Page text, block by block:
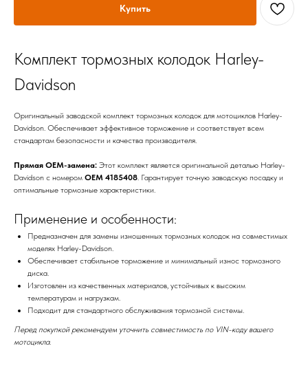
Купить
Комплект тормозных колодок Harley-
Davidson
Оригинальный заводской комплект тормозных колодок для мотоциклов Harley-
Davidson. Обеспечивает эффективное торможение и соответствует всем
стандартам безопасности и качества производителя.
Прямая OEM-замена: Этот комплект является оригинальной деталью Harley-
Davidson с номером OEM 4185408. Гарантирует точную заводскую посадку и
оптимальные тормозные характеристики.
Применение и особенности:
Предназначен для замены изношенных тормозных колодок на совместимых
моделях Harley-Davidson.
Обеспечивает стабильное торможение и минимальный износ тормозного
диска.
Изготовлен из качественных материалов, устойчивых к высоким
температурам и нагрузкам.
Подходит для стандартного обслуживания тормозной системы.
Перед покупкой рекомендуем уточнить совместимость по VIN-коду вашего
мотоцикла.